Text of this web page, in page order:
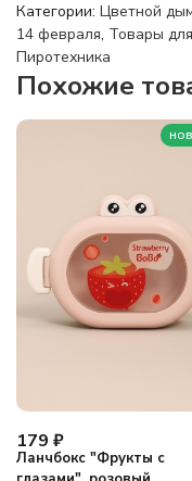
Категории: Цветной
14 февраля, Товары
Пиротехника
Похожие
179 ₽
Ланчбокс "Фрукты с